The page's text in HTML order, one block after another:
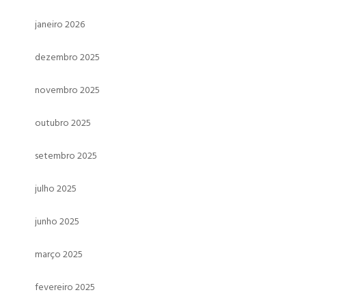
janeiro 2026
dezembro 2025
novembro 2025
outubro 2025
setembro 2025
julho 2025
junho 2025
março 2025
fevereiro 2025